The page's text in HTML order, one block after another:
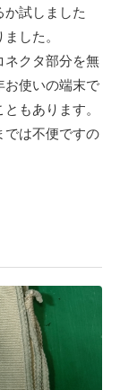
試しました
した。
ネクタ部分を無
お使いの端末で
もあります。
では不便ですの